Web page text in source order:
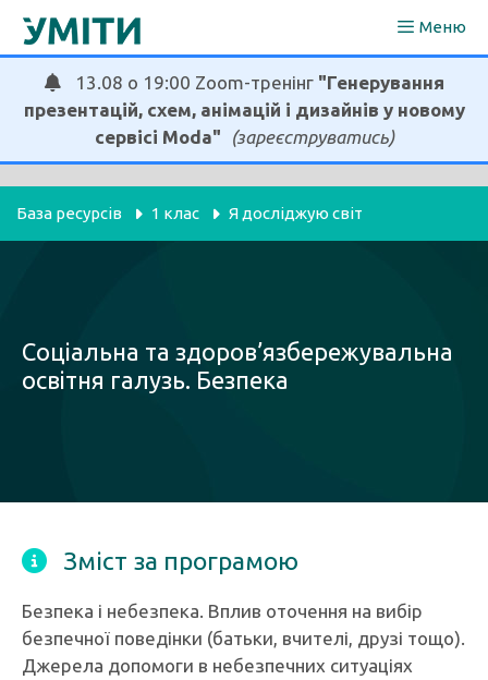
Перейти
Меню
13.08 о 19:00 Zoom-тренінг "Генерування
презентацій, схем, анімацій і дизайнів у новому
сервісі Moda"
(зареєструватись)
База ресурсів 1 клас Я досліджую світ
Соціальна та здоров’язбережувальна
освітня галузь. Безпека
Зміст за програмою
Безпека і небезпека. Вплив оточення на вибір
безпечної поведінки (батьки, вчителі, друзі тощо).
Джерела допомоги в небезпечних ситуаціях